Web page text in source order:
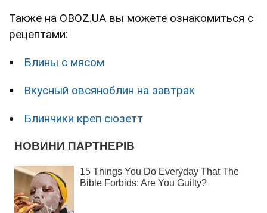
Также на OBOZ.UA вы можете ознакомиться с
рецептами:
Блины с мясом
Вкусный овсяноблин на завтрак
Блинчики креп сюзетт